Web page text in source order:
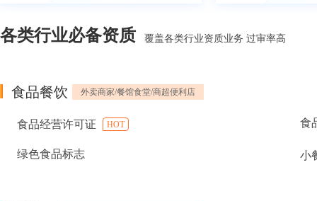
各类行业必备资质 覆盖各类行业资质业务 过审率高
食品餐饮 外卖商家/餐馆食堂/商超便利店
食品经营许可证 HOT 食
绿色食品标志 小